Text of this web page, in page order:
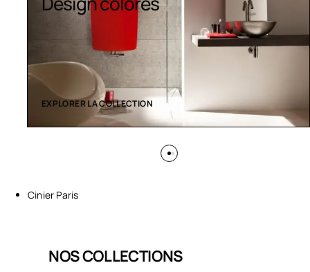
contemporains
EXPLORER LA COLLECTION
Cinier Paris
NOS COLLECTIONS